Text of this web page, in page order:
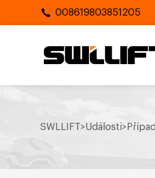
008619803851205
SWLLIFT>Události>